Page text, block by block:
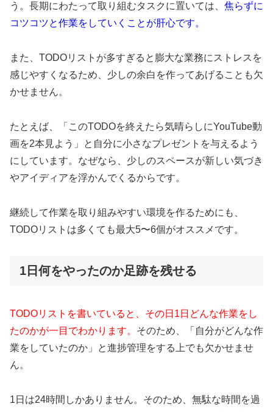
う。長期にわたって取り組むタスクに置いては、 焦らずに
コツコツと作業をしていくことが肝心です。
また、TODOリストが多すぎると膨大な業務にストレスを
感じやすくなるため、少しの余白を作ってあげることも欠
かせません。
たとえば、「このTODOを終えたら気晴らしにYouTube動
画を2本見よう」と自分に小さなプレゼントを与えるよう
にしています。なぜなら、少しのスペースが新しい気づき
やアイディアを浮かんでくるからです。
継続して作業を取り組みやすい環境を作るためにも、
TODOリストは多くても最大5〜6個がオススメです。
1日何をやったのか足跡を残せる
TODOリストを書いていると、その日1日どんな作業をし
たのかが一目でわかります。 そのため、「自分がどんな作
業をしていたのか」と進捗管理をする上でも欠かせませ
ん。
1日は24時間しかありません。そのため、無駄な時間を過